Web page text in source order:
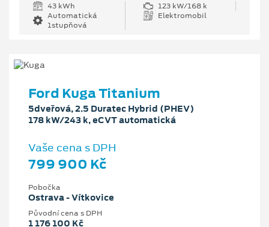
43 kWh
123 kW/168 k
Automatická
1stupňová
Elektromobil
Ford Kuga Titanium
5dveřová, 2.5 Duratec Hybrid (PHEV)
178 kW/243 k, eCVT automatická
Vaše cena s DPH
799 900 Kč
Pobočka
Ostrava - Vítkovice
Původní cena s DPH
1 176 100 Kč